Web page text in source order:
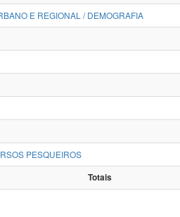
E REGIONAL / DEMOGRAFIA
PESQUEIROS
Totais